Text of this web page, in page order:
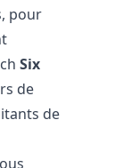
pour
Six
de
de